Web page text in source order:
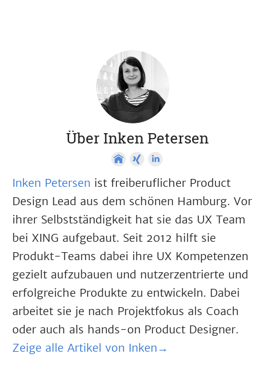
Über Inken Petersen
Inken Petersen ist freiberuflicher Product
Design Lead aus dem schönen Hamburg. Vor
ihrer Selbstständigkeit hat sie das UX Team
bei XING aufgebaut. Seit 2012 hilft sie
Produkt-Teams dabei ihre UX Kompetenzen
gezielt aufzubauen und nutzerzentrierte und
erfolgreiche Produkte zu entwickeln. Dabei
arbeitet sie je nach Projektfokus als Coach
oder auch als hands-on Product Designer.
Zeige alle Artikel von Inken→